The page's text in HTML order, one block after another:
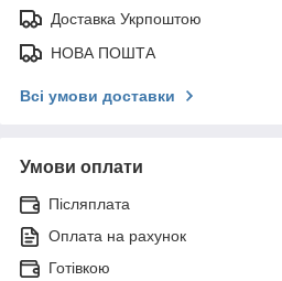
Доставка Укрпоштою
НОВА ПОШТА
Всі умови доставки
Умови оплати
Післяплата
Оплата на рахунок
Готівкою